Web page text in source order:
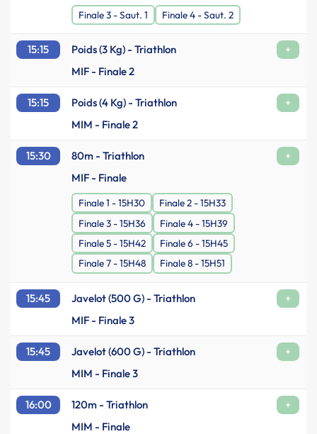
Finale 3 - Saut. 1 Finale 4 - Saut. 2
15:15 Poids (3 Kg) - Triathlon
+
MIF - Finale 2
15:15 Poids (4 Kg) - Triathlon
+
MIM - Finale 2
15:30 80m - Triathlon
+
MIF - Finale
Finale 1 - 15H30
Finale 2 - 15H33
Finale 3 - 15H36
Finale 4 - 15H39
Finale 5 - 15H42
Finale 6 - 15H45
Finale 7 - 15H48
Finale 8 - 15H51
15:45 Javelot (500 G) - Triathlon
+
MIF - Finale 3
15:45 Javelot (600 G) - Triathlon
+
MIM - Finale 3
16:00 120m - Triathlon
+
MIM - Finale